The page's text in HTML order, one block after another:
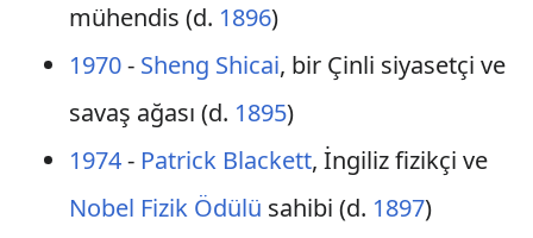
mühendis (d. 1896)
1970- Sheng Shicai, bir Çinli siyasetçi ve
savaş ağası (d. 1895)
1974- Patrick Blackett, İngiliz fizikçi ve
Nobel Fizik Ödülü sahibi (d. 1897)